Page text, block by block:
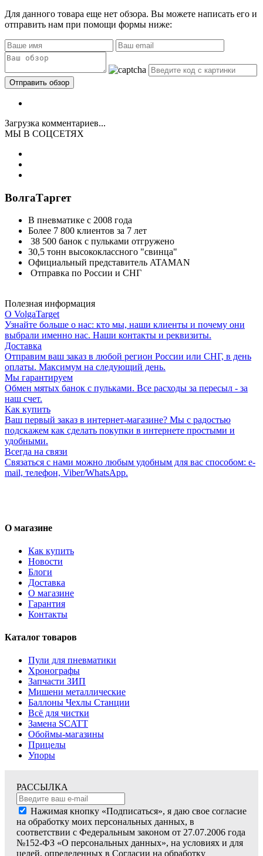
Для данного товара еще нет обзора. Вы можете написать его и
отправить нам при помощи формы ниже:
Загрузка комментариев...
МЫ В СОЦСЕТЯХ
ВолгаТаргет
В пневматике с 2008 года
Более 7 800 клиентов за 7 лет
38 500 банок с пульками отгружено
30,5 тонн высококлассного "свинца"
Официальный представитель ATAMAN
Отправка по России и СНГ
Полезная информация
О VolgaTarget
Узнайте больше о нас: кто мы, наши клиенты и почему они
выбрали именно нас. Наши контакты и реквизиты.
Доставка
Отправим ваш заказ в любой регион России или СНГ, в день
оплаты. Максимум на следующий день.
Мы гарантируем
Обмен мятых банок с пульками. Все расходы за пересыл - за
наш счет.
Как купить
Ваш первый заказ в интернет-магазине? Мы с радостью
подскажем как сделать покупки в интернете простыми и
удобными.
Всегда на связи
Связаться с нами можно любым удобным для вас способом: e-
mail, телефон, Viber/WhatsApp.
О магазине
Как купить
Новости
Блоги
Доставка
О магазине
Гарантия
Контакты
Каталог товаров
Пули для пневматики
Хронографы
Запчасти ЗИП
Мишени металлические
Баллоны Чехлы Станции
Всё для чистки
Замена SCATT
Обоймы-магазины
Прицелы
Упоры
РАССЫЛКА
Нажимая кнопку «Подписаться», я даю свое согласие
на обработку моих персональных данных, в
соответствии с Федеральным законом от 27.07.2006 года
№152-ФЗ «О персональных данных», на условиях и для
целей, определенных в Согласии на обработку